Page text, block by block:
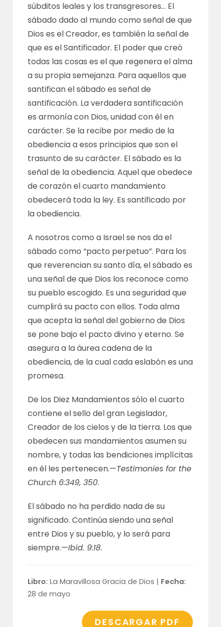
súbditos leales y los transgresores… El
sábado dado al mundo como señal de que
Dios es el Creador, es también la señal de
que es el Santificador. El poder que creó
todas las cosas es el que regenera el alma
a su propia semejanza. Para aquellos que
santifican el sábado es señal de
santificación. La verdadera santificación
es armonía con Dios, unidad con él en
carácter. Se la recibe por medio de la
obediencia a esos principios que son el
trasunto de su carácter. El sábado es la
señal de la obediencia. Aquel que obedece
de corazón el cuarto mandamiento
obedecerá toda la ley. Es santificado por
la obediencia.
A nosotros como a Israel se nos da el
sábado como “pacto perpetuo”. Para los
que reverencian su santo día, el sábado es
una señal de que Dios los reconoce como
su pueblo escogido. Es una seguridad que
cumplirá su pacto con ellos. Toda alma
que acepta la señal del gobierno de Dios
se pone bajo el pacto divino y eterno. Se
asegura a la áurea cadena de la
obediencia, de la cual cada eslabón es una
promesa.
De los Diez Mandamientos sólo el cuarto
contiene el sello del gran Legislador,
Creador de los cielos y de la tierra. Los que
obedecen sus mandamientos asumen su
nombre, y todas las bendiciones implícitas
en él les pertenecen.—Testimonies for the
Church 6:349, 350.
El sábado no ha perdido nada de su
significado. Continúa siendo una señal
entre Dios y su pueblo, y lo será para
siempre.—Ibid. 9:18.
Libro: La Maravillosa Gracia de Dios | Fecha:
28 de mayo
DESCARGAR PDF